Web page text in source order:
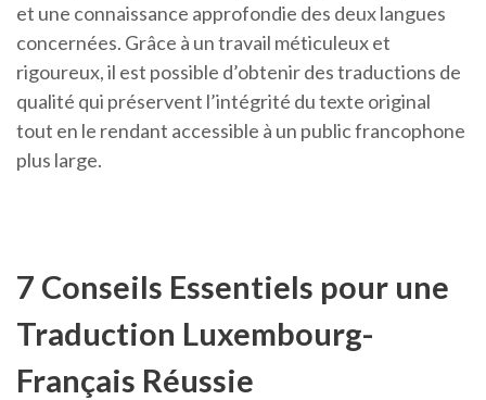
et une connaissance approfondie des deux langues
concernées. Grâce à un travail méticuleux et
rigoureux, il est possible d’obtenir des traductions de
qualité qui préservent l’intégrité du texte original
tout en le rendant accessible à un public francophone
plus large.
7 Conseils Essentiels pour une
Traduction Luxembourg-
Français Réussie